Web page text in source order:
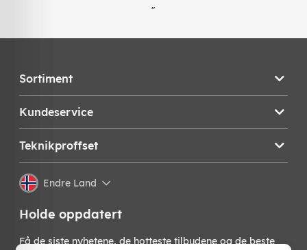
"
Sortiment
Kundeservice
Teknikproffset
Endre Land
Holde oppdatert
Få de siste nyhetene, de hotteste tilbudene og de beste